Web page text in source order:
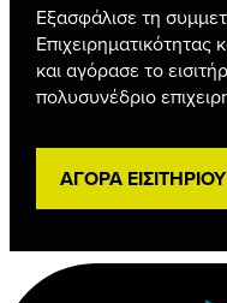
Εξασφάλισε τη
Επιχειρηματικότητας
και αγόρασε το
πολυσυνέδριο
ΑΓΟΡΑ ΕΙΣΙΤΗΡΙΟΥ